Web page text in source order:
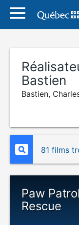
Bastien
Bastien,
81 films
Paw
Rescue